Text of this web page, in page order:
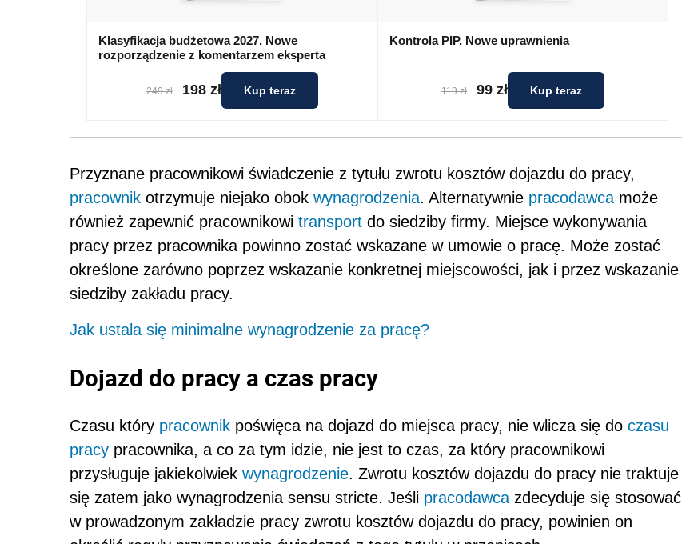
Klasyfikacja budżetowa 2027. Nowe
rozporządzenie z komentarzem eksperta
249 zł 198 zł Kup teraz
Kontrola PIP. Nowe uprawnienia
119 zł 99 zł Kup teraz
Przyznane pracownikowi świadczenie z tytułu zwrotu kosztów dojazdu do pracy,
pracownik otrzymuje niejako obok wynagrodzenia. Alternatywnie pracodawca może
również zapewnić pracownikowi transport do siedziby firmy. Miejsce wykonywania
pracy przez pracownika powinno zostać wskazane w umowie o pracę. Może zostać
określone zarówno poprzez wskazanie konkretnej miejscowości, jak i przez wskazanie
siedziby zakładu pracy.
Jak ustala się minimalne wynagrodzenie za pracę?
Dojazd do pracy a czas pracy
Czasu który pracownik poświęca na dojazd do miejsca pracy, nie wlicza się do czasu
pracy pracownika, a co za tym idzie, nie jest to czas, za który pracownikowi
przysługuje jakiekolwiek wynagrodzenie. Zwrotu kosztów dojazdu do pracy nie traktuje
się zatem jako wynagrodzenia sensu stricte. Jeśli pracodawca zdecyduje się stosować
w prowadzonym zakładzie pracy zwrotu kosztów dojazdu do pracy, powinien on